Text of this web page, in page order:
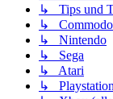
↳ Tips und
↳
↳ Nintendo
↳ Sega
↳ Atari
↳